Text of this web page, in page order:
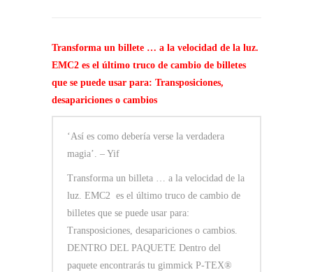
Transforma un billete … a la velocidad de la luz.
EMC2 es el último truco de cambio de billetes
que se puede usar para: Transposiciones,
desapariciones o cambios
‘Así es como debería verse la verdadera
magia’. – Yif
Transforma un billeta … a la velocidad de la
luz. EMC2 es el último truco de cambio de
billetes que se puede usar para:
Transposiciones, desapariciones o cambios.
DENTRO DEL PAQUETE Dentro del
paquete encontrarás tu gimmick P-TEX®